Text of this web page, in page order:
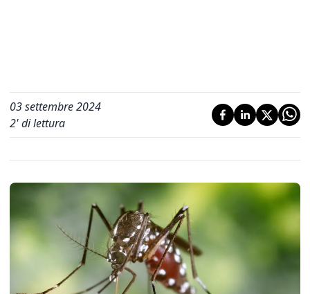
03 settembre 2024
2' di lettura